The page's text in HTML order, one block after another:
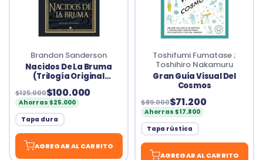
Brandon Sanderson
Nacidos De La Bruma
(Trilogía Original
Mistborn: Edición
Ilustrada 1): El Imperio
Final
$125.000$100.000
Ahorras $25.000
Tapa dura
AGREGAR AL CARRITO
Toshifumi Fumatase ;
Toshihiro Nakamuru
Gran Guía Visual Del
Cosmos
$89.000$71.200
Ahorras $17.800
Tapa rústica
AGREGAR AL CARRITO